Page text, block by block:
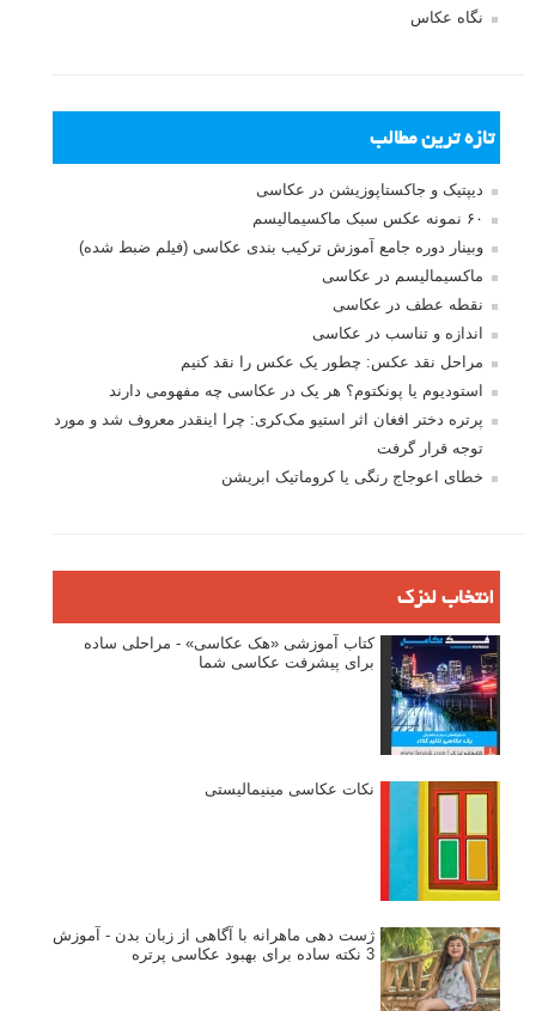
نگاه عکاس
تازه ترین مطالب
دیپتیک و جاکستا‌پوزیشن در عکاسی
۶۰ نمونه عکس سبک ماکسیمالیسم
وبینار دوره جامع آموزش ترکیب بندی عکاسی (فیلم ضبط شده)
ماکسیمالیسم در عکاسی
نقطه عطف در عکاسی
اندازه و تناسب در عکاسی
مراحل نقد عکس: چطور یک عکس را نقد کنیم
استودیوم یا پونکتوم؟ هر یک در عکاسی چه مفهومی دارند
پرتره دختر افغان اثر استیو مک‌کری: چرا اینقدر معروف شد و مورد
توجه قرار گرفت
خطای اعوجاج رنگی یا کروماتیک ابریشن
انتخاب لنزک
کتاب آموزشی «هک عکاسی» - مراحلی ساده
برای پیشرفت عکاسی شما
نکات عکاسی مینیمالیستی
ژست دهی ماهرانه با آگاهی از زبان بدن - آموزش
3 نکته ساده برای بهبود عکاسی پرتره